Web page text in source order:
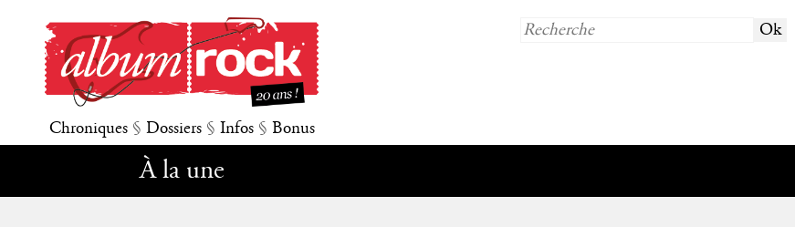
Chroniques § Dossiers § Infos § Bonus
À la une